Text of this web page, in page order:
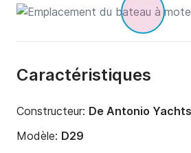
Caractéristiques
Constructeur: De Antonio Yachts
Modèle: D29